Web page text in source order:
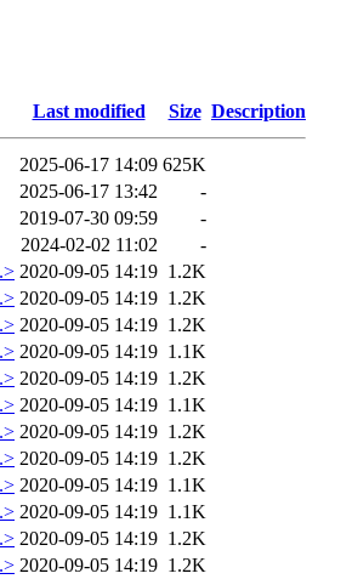
Last modified Size Description
2025-06-17 14:09 625K
2025-06-17 13:42
-
2019-07-30 09:59
-
2024-02-02 11:02
-
2020-09-05 14:19 1.2K
2020-09-05 14:19 1.2K
2020-09-05 14:19 1.2K
2020-09-05 14:19 1.1K
2020-09-05 14:19 1.2K
2020-09-05 14:19 1.1K
2020-09-05 14:19 1.2K
2020-09-05 14:19 1.2K
2020-09-05 14:19 1.1K
2020-09-05 14:19 1.1K
2020-09-05 14:19 1.2K
2020-09-05 14:19 1.2K